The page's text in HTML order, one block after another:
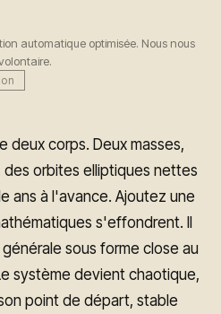
automatique optimisée. Nous nous
deux corps. Deux masses,
orbites elliptiques nettes
ans à l'avance. Ajoutez une
s'effondrent. Il
sous forme close au
système devient chaotique,
point de départ, stable